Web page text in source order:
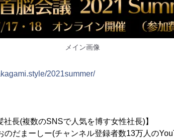
メイン画像
2021summer/
(複数のSNSで人気を博す女性社長)】
まーしー(チャンネル登録者数13万人の